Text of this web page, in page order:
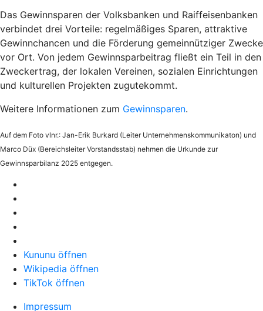
Das Gewinnsparen der Volksbanken und Raiffeisenbanken
verbindet drei Vorteile: regelmäßiges Sparen, attraktive
Gewinnchancen und die Förderung gemeinnütziger Zwecke
vor Ort. Von jedem Gewinnsparbeitrag fließt ein Teil in den
Zweckertrag, der lokalen Vereinen, sozialen Einrichtungen
und kulturellen Projekten zugutekommt.
Weitere Informationen zum Gewinnsparen.
Auf dem Foto vlnr.: Jan-Erik Burkard (Leiter Unternehmenskommunikaton) und
Marco Düx (Bereichsleiter Vorstandsstab) nehmen die Urkunde zur
Gewinnsparbilanz 2025 entgegen.
Kununu öffnen
Wikipedia öffnen
TikTok öffnen
Impressum